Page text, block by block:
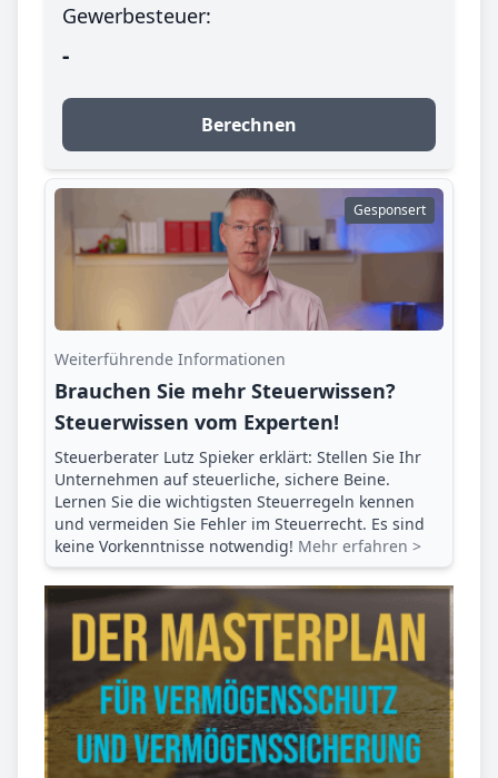
Gewerbesteuer:
-
Berechnen
Gesponsert
Weiterführende Informationen
Brauchen Sie mehr Steuerwissen?
Steuerwissen vom Experten!
Steuerberater Lutz Spieker erklärt: Stellen Sie Ihr
Unternehmen auf steuerliche, sichere Beine.
Lernen Sie die wichtigsten Steuerregeln kennen
und vermeiden Sie Fehler im Steuerrecht. Es sind
keine Vorkenntnisse notwendig! Mehr erfahren >